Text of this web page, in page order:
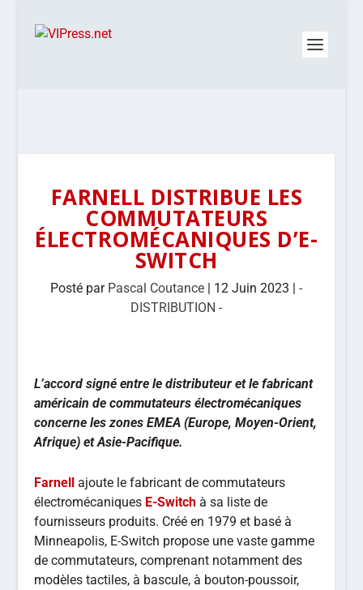
FARNELL DISTRIBUE LES
COMMUTATEURS
ÉLECTROMÉCANIQUES D’E-
SWITCH
Posté par Pascal Coutance | 12 Juin 2023 |-
DISTRIBUTION -
L’accord signé entre le distributeur et le fabricant
américain de commutateurs électromécaniques
concerne les zones EMEA (Europe, Moyen-Orient,
Afrique) et Asie-Pacifique.
Farnell ajoute le fabricant de commutateurs
électromécaniques E-Switch à sa liste de
fournisseurs produits. Créé en 1979 et basé à
Minneapolis, E-Switch propose une vaste gamme
de commutateurs, comprenant notamment des
modèles tactiles, à bascule, à bouton-poussoir,